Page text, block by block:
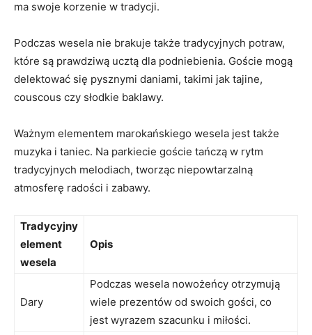
ma swoje korzenie w tradycji.
Podczas wesela nie brakuje także tradycyjnych ​potraw,
które są prawdziwą ucztą dla podniebienia. Goście mogą
delektować się pysznymi daniami, ‌takimi jak ‌tajine,‍
couscous czy słodkie baklawy.
Ważnym elementem marokańskiego wesela⁢ jest także
muzyka i taniec. Na parkiecie goście tańczą w rytm
tradycyjnych melodiach, tworząc niepowtarzalną
atmosferę radości i zabawy.
Tradycyjny
element
wesela
Opis
Dary
Podczas​ wesela nowożeńcy otrzymują
wiele prezentów od swoich gości, ‍co
jest wyrazem szacunku i miłości.